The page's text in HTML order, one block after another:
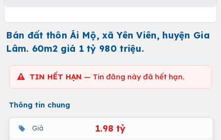
Bán đất thôn Ái Mộ, xã Yên Viên, huyện Gia
Lâm. 60m2 giá 1 tỷ 980 triệu.
TIN HẾT HẠN — Tin đăng này đã hết hạn.
Thông tin chung
Giá 1.98 tỷ